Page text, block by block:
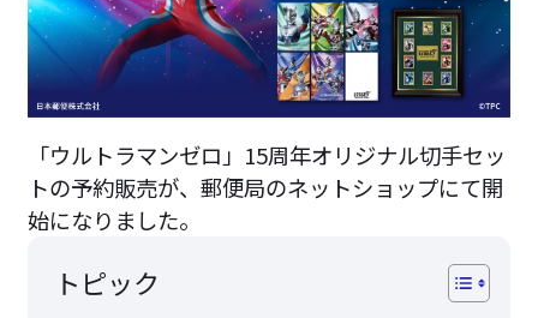
「ウルトラマンゼロ」15周年オリジナル切手セッ
トの予約販売が、郵便局のネットショップにて開
始になりました。
トピック